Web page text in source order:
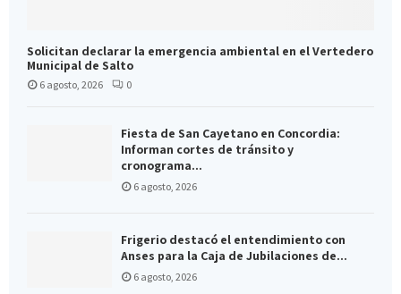
Solicitan declarar la emergencia ambiental en el Vertedero
Municipal de Salto
6 agosto, 2026 0
Fiesta de San Cayetano en Concordia:
Informan cortes de tránsito y
cronograma...
6 agosto, 2026
Frigerio destacó el entendimiento con
Anses para la Caja de Jubilaciones de...
6 agosto, 2026